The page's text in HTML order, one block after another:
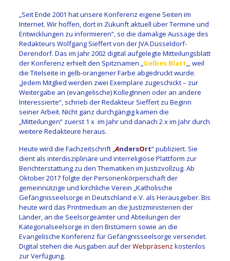
„Seit Ende 2001 hat unsere Konferenz eigene Seiten im
Internet. Wir hoffen, dort in Zukunft aktuell über Termine und
Entwicklungen zu informieren“, so die damalige Aussage des
Redakteurs Wolfgang Sieffert von der JVA Düsseldorf-
Derendorf. Das im Jahr 2002 digital aufgelegte Mitteilungsblatt
der Konferenz erhielt den Spitznamen „Gelbes Blatt„, weil
die Titelseite in gelb-orangener Farbe abgedruckt wurde.
„Jedem Mitglied werden zwei Exemplare zugeschickt – zur
Weitergabe an (evangelische) KollegInnen oder an andere
Interessierte“, schrieb der Redakteur Sieffert zu Beginn
seiner Arbeit. Nicht ganz durchgängig kamen die
„Mitteilungen“ zuerst 1 x im Jahr und danach 2 x im Jahr durch
weitere Redakteure heraus.
Heute wird die Fachzeitschrift „AndersOrt“ publiziert. Sie
dient als interdisziplinäre und interreligiöse Plattform zur
Berichterstattung zu den Thematiken im Justizvollzug. Ab
Oktober 2017 folgte der Personenkörperschaft der
gemeinnützige und kirchliche Verein „Katholische
Gefängnisseelsorge in Deutschland e.V. als Herausgeber. Bis
heute wird das Printmedium an die Justizministerien der
Länder, an die Seelsorgeämter und Abteilungen der
Kategorialseelsorge in den Bistümern sowie an die
Evangelische Konferenz für Gefängnisseelsorge versendet.
Digital stehen die Ausgaben auf derWebpräsenz kostenlos
zur Verfügung.